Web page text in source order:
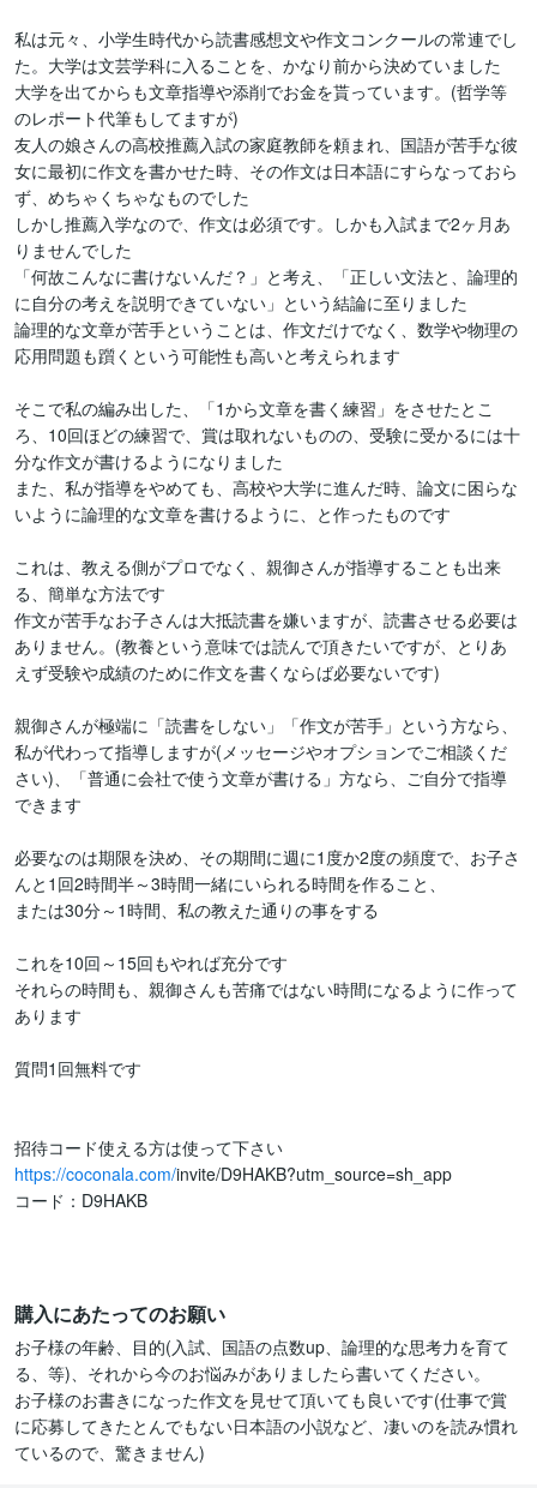
私は元々、小学生時代から読書感想文や作文コンクールの常連でし
た。大学は文芸学科に入ることを、かなり前から決めていました
大学を出てからも文章指導や添削でお金を貰っています。(哲学等
のレポート代筆もしてますが)
友人の娘さんの高校推薦入試の家庭教師を頼まれ、国語が苦手な彼
女に最初に作文を書かせた時、その作文は日本語にすらなっておら
ず、めちゃくちゃなものでした
しかし推薦入学なので、作文は必須です。しかも入試まで2ヶ月あ
りませんでした
「何故こんなに書けないんだ？」と考え、「正しい文法と、論理的
に自分の考えを説明できていない」という結論に至りました
論理的な文章が苦手ということは、作文だけでなく、数学や物理の
応用問題も躓くという可能性も高いと考えられます
そこで私の編み出した、「1から文章を書く練習」をさせたとこ
ろ、10回ほどの練習で、賞は取れないものの、受験に受かるには十
分な作文が書けるようになりました
また、私が指導をやめても、高校や大学に進んだ時、論文に困らな
いように論理的な文章を書けるように、と作ったものです
これは、教える側がプロでなく、親御さんが指導することも出来
る、簡単な方法です
作文が苦手なお子さんは大抵読書を嫌いますが、読書させる必要は
ありません。(教養という意味では読んで頂きたいですが、とりあ
えず受験や成績のために作文を書くならば必要ないです)
親御さんが極端に「読書をしない」「作文が苦手」という方なら、
私が代わって指導しますが(メッセージやオプションでご相談くだ
さい)、「普通に会社で使う文章が書ける」方なら、ご自分で指導
できます
必要なのは期限を決め、その期間に週に1度か2度の頻度で、お子さ
んと1回2時間半～3時間一緒にいられる時間を作ること、
または30分～1時間、私の教えた通りの事をする
これを10回～15回もやれば充分です
それらの時間も、親御さんも苦痛ではない時間になるように作って
あります
質問1回無料です
https://coconala.com/invite/D9HAKB?utm_source=sh_app
コード：D9HAKB
購入にあたってのお願い
お子様の年齢、目的(入試、国語の点数up、論理的な思考力を育て
る、等)、それから今のお悩みがありましたら書いてください。
お子様のお書きになった作文を見せて頂いても良いです(仕事で賞
に応募してきたとんでもない日本語の小説など、凄いのを読み慣れ
ているので、驚きません)